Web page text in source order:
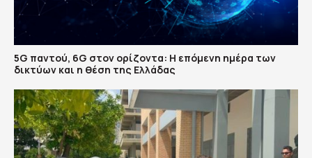
5G παντού, 6G στον ορίζοντα: Η επόμενη ημέρα των
δικτύων και η θέση της Ελλάδας